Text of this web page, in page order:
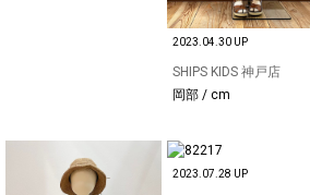
2023.04.30 UP
SHIPS KIDS 神戸店
岡部 / cm
2023.07.28 UP